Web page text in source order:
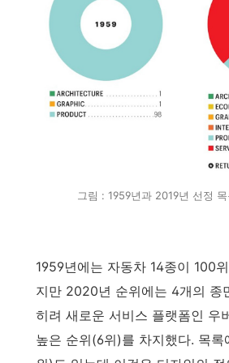
그림 : 1959년과 2019년 선정
1959년에는 자동차 14종이 100
지만 2020년 순위에는 4개의 종
히려 새로운 서비스 플랫폼인 우
높은 순위(6위)를 차지했다. 목